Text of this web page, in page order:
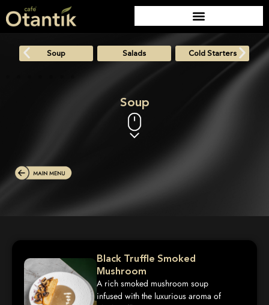
Soup Salads Cold Starters
Soup
Black Truffle Smoked
Mushroom
A rich smoked mushroom soup
infused with the luxurious aroma of